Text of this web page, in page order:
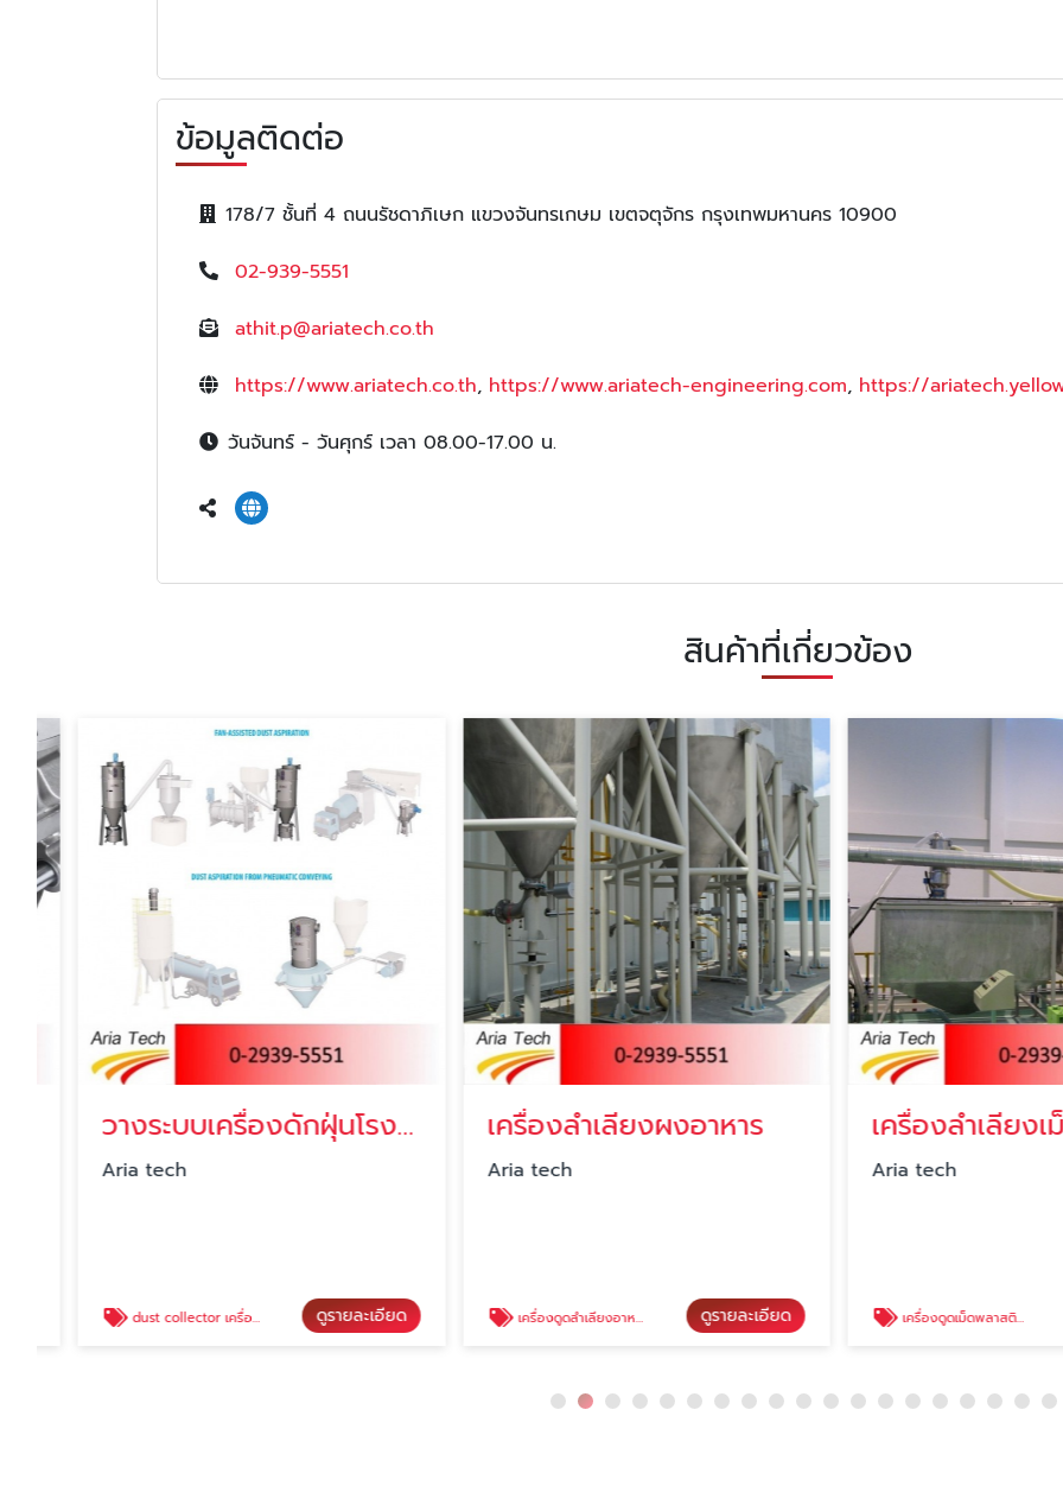
ข้อมูลติดต่อ
178/7 ชั้นที่ 4 ถนนรัชดาภิเษก แขวงจันทรเกษม เขตจตุจักร กรุงเทพมหานคร 10900
02-939-5551
athit.p@ariatech.co.th
https://www.ariatech.co.th, https://www.ariatech-engineering.com, https://
วันจันทร์ - วันศุกร์ เวลา 08.00-17.00 น.
สินค้าที่เกี่ยวข้อง
วางระบบเครื่องดักฝุ่นโรงงาน
Aria tech
dust collector เครื่องดักฝุ่น ดูรายละเอียด
เครื่องลำเลียงผงอาหาร
Aria tech
เครื่องดูดลำเลียงอาหาร ดูรายละเอียด
เครื่องลำเลียงเม็
Aria tech
เครื่องดูดเม็ดพลาสติกและระบบลำเลียงเม็ดพลาสติก